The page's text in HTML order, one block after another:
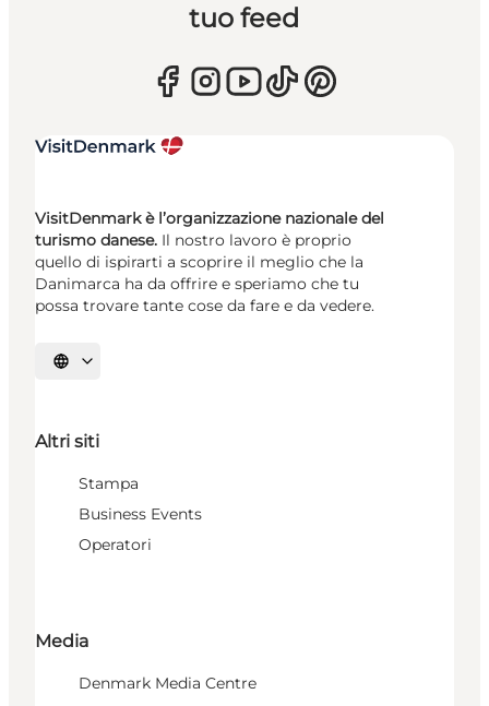
tuo feed
VisitDenmark è l’organizzazione nazionale del
turismo danese. Il nostro lavoro è proprio
quello di ispirarti a scoprire il meglio che la
Danimarca ha da offrire e speriamo che tu
possa trovare tante cose da fare e da vedere.
Seleziona la lingua
Altri siti
Stampa
Business Events
Operatori
Media
Denmark Media Centre